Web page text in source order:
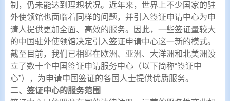
制，仍未能达到理想状况。近年来，世界上不少国家的驻
外使领馆也面临着同样的问题，并引入签证申请中心为申
请人提供更加全面、高效的服务。因此，一些签证量较大
的中国驻外使领馆决定引入签证申请中心这一新的模式。
截至目前，我们已相继在欧洲、亚洲、大洋洲和北美洲设
立了数十个中国签证申请服务中心（以下简称“签证中
心”），为申请中国签证的各国人士提供优质服务。
二、签证中心的服务范围